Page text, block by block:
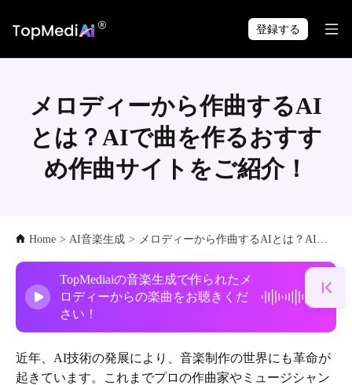
いつでも・どこでも制作できます。
登録する
メロディーから作曲するAI
とは？AIで曲を作るおすす
め作曲サイトをご紹介！
Home > AI音楽生成 > メロディーから作曲するAIとは？AIで曲を作るおすすめ作曲サイトをご紹介！
TopMediaiの音楽生成で作られたメ
ロディーからの楽曲をお聴きくだ
さい！
近年、AI技術の発展により、音楽制作の世界にも革命が
起きています。これまでプロの作曲家やミュージシャン